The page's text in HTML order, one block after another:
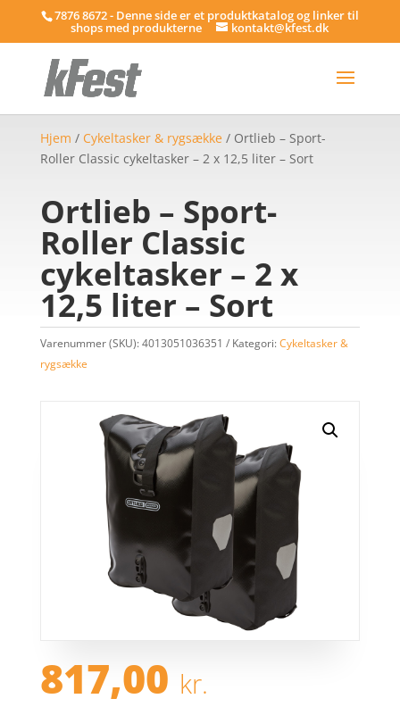
7876 8672 - Denne side er et produktkatalog og linker til
shops med produkterne kontakt@kfest.dk
Hjem / Cykeltasker & rygsække/ Ortlieb – Sport-
Roller Classic cykeltasker – 2 x 12,5 liter – Sort
Ortlieb – Sport-
Roller Classic
cykeltasker – 2 x
12,5 liter – Sort
Varenummer (SKU):4013051036351 Kategori:Cykeltasker &
rygsække
817,00 kr.